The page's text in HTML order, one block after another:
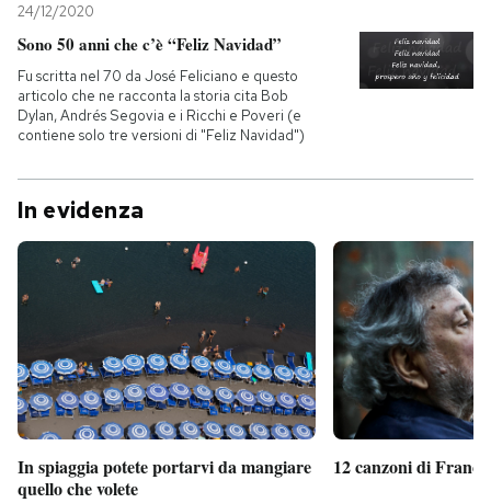
24/12/2020
Sono 50 anni che c’è “Feliz Navidad”
Fu scritta nel 70 da José Feliciano e questo
articolo che ne racconta la storia cita Bob
Dylan, Andrés Segovia e i Ricchi e Poveri (e
contiene solo tre versioni di "Feliz Navidad")
In evidenza
In spiaggia potete portarvi da mangiare
quello che volete
12 canzoni di